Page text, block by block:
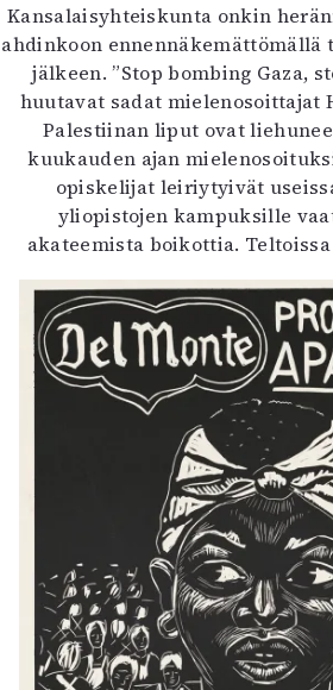
Kansalaisyhteiskunta onkin
ahdinkoon ennennäkemättömällä
jälkeen. ”Stop bombing Gaza,
huutavat sadat mielenosoittajat
Palestiinan liput ovat
kuukauden ajan
opiskelijat leiriytyivät
yliopistojen kampuksille
akateemista boikottia.